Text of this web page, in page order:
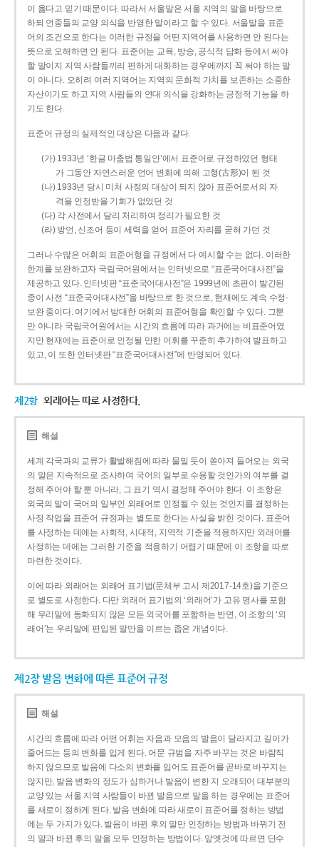
이 옳다고 믿기 때문이다. 따라서 서울말은 서울 지역의 말을 바탕으로
하되 언중들의 교양 의식을 반영한 말이라고 할 수 있다. 서울말을 표준
어의 조건으로 한다는 이러한 규정을 어떤 지역어를 사용하면 안 된다는
뜻으로 오해하면 안 된다. 표준어는 교육, 방송, 공식적 담화 등에서 써야
할 말이지 지역 사람들끼리 편하게 대화하는 경우에까지 꼭 써야 하는 말
이 아니다. 오히려 여러 지역어는 지역의 문화적 가치를 보존하는 소중한
자산이기도 하고 지역 사람들의 연대 의식을 강화하는 긍정적 기능을 하
기도 한다.
표준어 규정의 실제적인 대상은 다음과 같다.
(가) 1933년 ‘한글 마춤법 통일안’에서 표준어로 규정하였던 형태
가 그동안 자연스러운 언어 변화에 의해 고형(古形)이 된 것
(나) 1933년 당시 미처 사정의 대상이 되지 않아 표준어로서의 자
격을 인정받을 기회가 없었던 것
(다) 각 사전에서 달리 처리하여 정리가 필요한 것
(라) 방언, 신조어 등이 세력을 얻어 표준어 자리를 굳혀 가던 것
그러나 수많은 어휘의 표준어형을 규정에서 다 예시할 수는 없다. 이러한
한계를 보완하고자 국립국어원에서는 인터넷으로 “표준국어대사전”을
제공하고 있다. 인터넷판 “표준국어대사전”은 1999년에 초판이 발간된
종이 사전 “표준국어대사전”을 바탕으로 한 것으로, 현재에도 계속 수정·
보완 중이다. 여기에서 방대한 어휘의 표준어형을 확인할 수 있다. 그뿐
만 아니라 국립국어원에서는 시간의 흐름에 따라 과거에는 비표준어였
지만 현재에는 표준어로 인정될 만한 어휘를 꾸준히 추가하여 발표하고
있고, 이 또한 인터넷판 “표준국어대사전”에 반영되어 있다.
제2항 외래어는 따로 사정한다.
해설
세계 각국과의 교류가 활발해짐에 따라 물밀 듯이 쏟아져 들어오는 외국
의 말은 지속적으로 조사하여 국어의 일부로 수용할 것인가의 여부를 결
정해 주어야 할 뿐 아니라, 그 표기 역시 결정해 주어야 한다. 이 조항은
외국의 말이 국어의 일부인 외래어로 인정될 수 있는 것인지를 결정하는
사정 작업을 표준어 규정과는 별도로 한다는 사실을 밝힌 것이다. 표준어
를 사정하는 데에는 사회적, 시대적, 지역적 기준을 적용하지만 외래어를
사정하는 데에는 그러한 기준을 적용하기 어렵기 때문에 이 조항을 따로
마련한 것이다.
이에 따라 외래어는 외래어 표기법(문체부 고시 제2017-14호)을 기준으
로 별도로 사정한다. 다만 외래어 표기법의 ‘외래어’가 고유 명사를 포함
해 우리말에 동화되지 않은 모든 외국어를 포함하는 반면, 이 조항의 ‘외
래어’는 우리말에 편입된 말만을 이르는 좁은 개념이다.
제2장 발음 변화에 따른 표준어 규정
해설
시간의 흐름에 따라 어떤 어휘는 자음과 모음의 발음이 달라지고 길이가
줄어드는 등의 변화를 입게 된다. 어문 규범을 자주 바꾸는 것은 바람직
하지 않으므로 발음에 다소의 변화를 입어도 표준어를 곧바로 바꾸지는
않지만, 발음 변화의 정도가 심하거나 발음이 변한 지 오래되어 대부분의
교양 있는 서울 지역 사람들이 바뀐 발음으로 말을 하는 경우에는 표준어
를 새로이 정하게 된다. 발음 변화에 따라 새로이 표준어를 정하는 방법
에는 두 가지가 있다. 발음이 바뀐 후의 말만 인정하는 방법과 바뀌기 전
의 말과 바뀐 후의 말을 모두 인정하는 방법이다. 앞엣것에 따르면 단수